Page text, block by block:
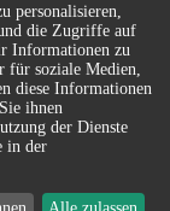
personalisieren,
die Zugriffe auf
Informationen zu
für soziale Medien,
diese Informationen
ihnen
der Dienste
in der